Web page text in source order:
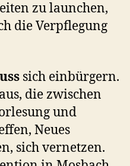
zu launchen,
die Verpflegung
sich einbürgern.
die zwischen
und
Neues
sich vernetzen.